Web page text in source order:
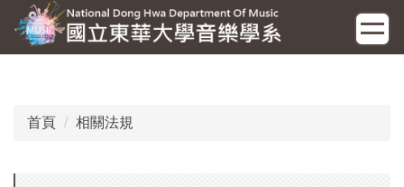
到
主
首頁 相關法規